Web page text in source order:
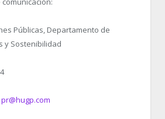
Públicas, Departamento de
y Sostenibilidad
pr@hugp.com